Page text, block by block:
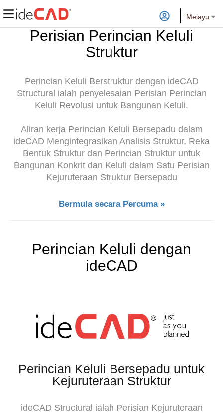
Melayu
Perisian Perincian Keluli
Struktur
Perincian Keluli Berstruktur dengan ideCAD
Structural ialah penyelesaian Perisian Perincian
Keluli Revolusi untuk Bangunan Keluli.
Aliran kerja Perincian Keluli Bersepadu dalam
ideCAD Mengintegrasikan Analisis Struktur, Reka
Bentuk Struktur dan Perincian Struktur untuk
Bangunan Konkrit dan Keluli dalam Satu Perisian
Kejuruteraan Struktur Bersepadu
Bermula secara Percuma »
Perincian Keluli dengan
ideCAD
Perincian Keluli Bersepadu untuk
Kejuruteraan Struktur
ideCAD Structural ialah Perisian Kejuruteraan